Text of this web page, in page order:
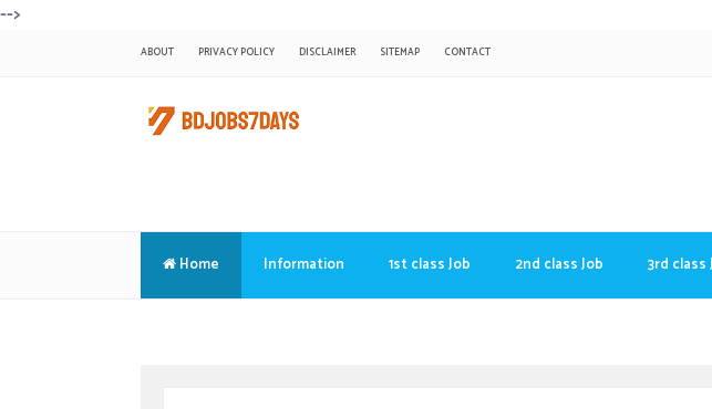
-->
ABOUT PRIVACY POLICY DISCLAIMER SITEMAP CONTACT
Home Information 1st class Job 2nd class Job 3rd class